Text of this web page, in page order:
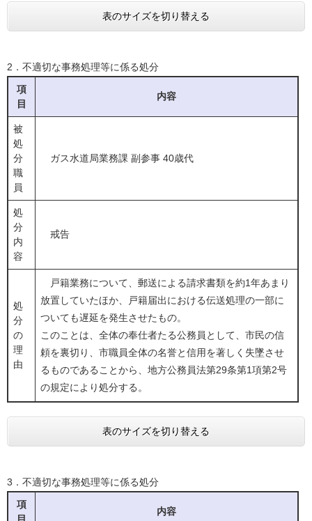
表のサイズを切り替える
2．不適切な事務処理等に係る処分
項
目
内容
被
処
分
職
員
ガス水道局業務課 副参事 40歳代
処
分
内
容
戒告
処
分
の
理
由
戸籍業務について、郵送による請求書類を約1年あまり
放置していたほか、戸籍届出における伝送処理の一部に
ついても遅延を発生させたもの。
このことは、全体の奉仕者たる公務員として、市民の信
頼を裏切り、市職員全体の名誉と信用を著しく失墜させ
るものであることから、地方公務員法第29条第1項第2号
の規定により処分する。
表のサイズを切り替える
3．不適切な事務処理等に係る処分
項
内容